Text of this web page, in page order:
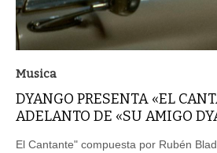
Musica
DYANGO PRESENTA «EL
ADELANTO DE «SU AMIGO
El Cantante" compuesta por Rubén